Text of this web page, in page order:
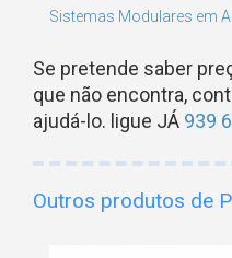
Sistemas Modulares em
Se pretende saber
que não encontra,
ajudá-lo. ligue JÁ 939
Outros produtos de